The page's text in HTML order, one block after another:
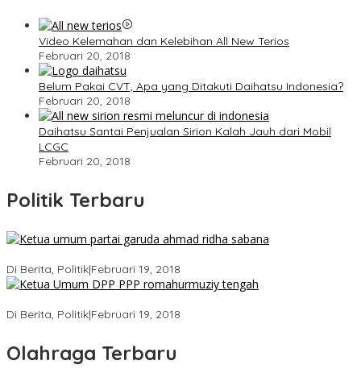
Video Kelemahan dan Kelebihan All New Terios
Februari 20, 2018
Belum Pakai CVT, Apa yang Ditakuti Daihatsu Indonesia?
Februari 20, 2018
Daihatsu Santai Penjualan Sirion Kalah Jauh dari Mobil
LCGC
Februari 20, 2018
Politik Terbaru
Di Berita, Politik|Februari 19, 2018
Di Berita, Politik|Februari 19, 2018
Olahraga Terbaru